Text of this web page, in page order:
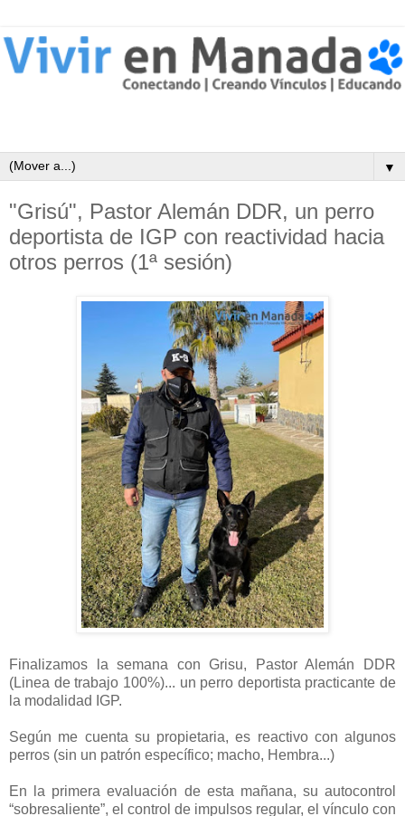
▼
"Grisú", Pastor Alemán DDR, un perro
deportista de IGP con reactividad hacia
otros perros (1ª sesión)
Finalizamos la semana con Grisu, Pastor Alemán DDR
(Linea de trabajo 100%)... un perro deportista practicante de
la modalidad IGP.
Según me cuenta su propietaria, es reactivo con algunos
perros (sin un patrón específico; macho, Hembra...)
En la primera evaluación de esta mañana, su autocontrol
“sobresaliente”, el control de impulsos regular, el vínculo con